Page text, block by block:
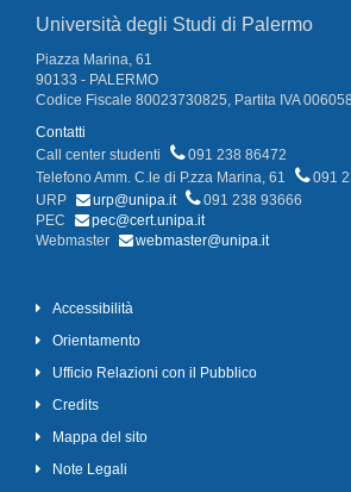
Università degli Studi di Palermo
Piazza Marina, 61
90133 - PALERMO
Codice Fiscale 80023730825, Partita IVA
Contatti
Call center studenti
091 238 86472
Telefono Amm. C.le di P.zza Marina, 61
091
URP
urp@unipa.it
091 238 93666
PEC
pec@cert.unipa.it
Webmaster
webmaster@unipa.it
Accessibilità
Orientamento
Ufficio Relazioni con il Pubblico
Credits
Mappa del sito
Note Legali